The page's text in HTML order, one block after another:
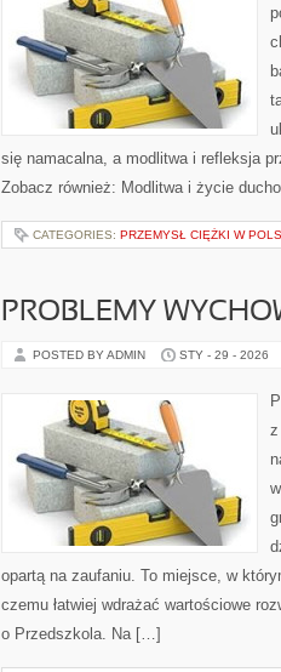
się namacalna, a modlitwa i refleksja
Zobacz również: Modlitwa i życie
CATEGORIES: PRZEMYSŁ CIĘŻKI W
PROBLEMY
POSTED BY ADMIN STY - 29 - 2026
z
opartą na zaufaniu. To miejsce, w
czemu łatwiej wdrażać wartościowe
o Przedszkola. Na […]